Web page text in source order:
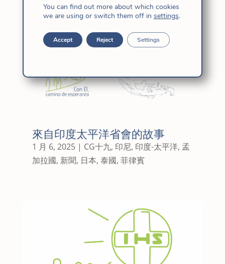
來自印度太平洋省會的故事
1 月 6, 2025| CG十九, 印尼, 印度-太平洋, 孟
加拉國, 新聞, 日本, 泰國, 菲律賓
You can find out more about which cookies
we are using or switch them off in settings.
Accept Reject Settings